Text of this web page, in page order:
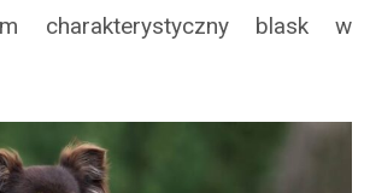
charakterystyczny blask w